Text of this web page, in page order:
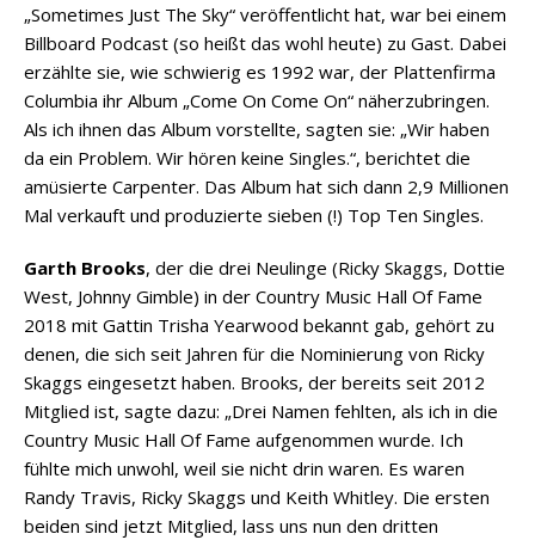
„Sometimes Just The Sky“ veröffentlicht hat, war bei einem
Billboard Podcast (so heißt das wohl heute) zu Gast. Dabei
erzählte sie, wie schwierig es 1992 war, der Plattenfirma
Columbia ihr Album „Come On Come On“ näherzubringen.
Als ich ihnen das Album vorstellte, sagten sie: „Wir haben
da ein Problem. Wir hören keine Singles.“, berichtet die
amüsierte Carpenter. Das Album hat sich dann 2,9 Millionen
Mal verkauft und produzierte sieben (!) Top Ten Singles.
Garth Brooks, der die drei Neulinge (Ricky Skaggs, Dottie
West, Johnny Gimble) in der Country Music Hall Of Fame
2018 mit Gattin Trisha Yearwood bekannt gab, gehört zu
denen, die sich seit Jahren für die Nominierung von Ricky
Skaggs eingesetzt haben. Brooks, der bereits seit 2012
Mitglied ist, sagte dazu: „Drei Namen fehlten, als ich in die
Country Music Hall Of Fame aufgenommen wurde. Ich
fühlte mich unwohl, weil sie nicht drin waren. Es waren
Randy Travis, Ricky Skaggs und Keith Whitley. Die ersten
beiden sind jetzt Mitglied, lass uns nun den dritten